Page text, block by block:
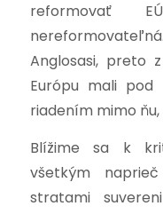
reformovať
Anglosasi, preto
Európu mali pod
riadením mimo ňu,
Blížime sa k
všetkým
stratami